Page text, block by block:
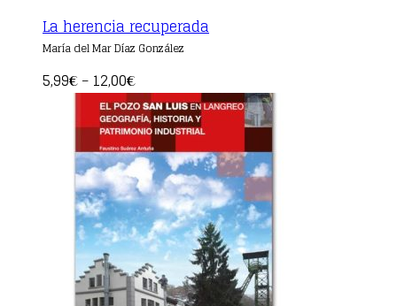
La herencia recuperadaproduct
variants.
The
options
be
chosen
on
the
product
page
María del Mar Díaz González
5,99€ – 12,00€